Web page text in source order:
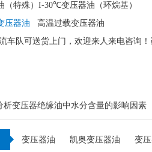
特殊）I-30℃变压器油（环烷基）
压器油 高温过载变压器油
车队可送货上门，欢迎来人来电咨询
析变压器绝缘油中水分含量的影响因素
变压器油 凯奥变压器油 变